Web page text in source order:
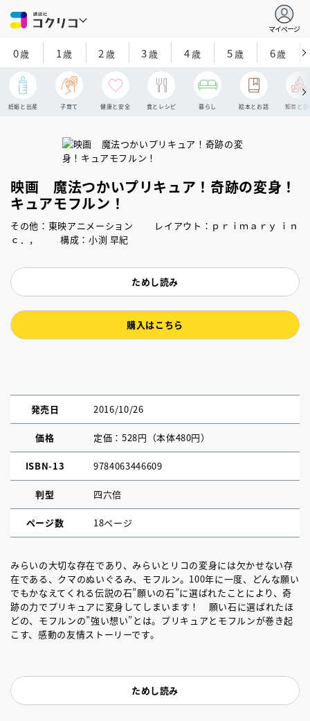
マイページ
0歳 1歳 2 歳 3歳 4歳 5歳 6歳
妊娠と出産 子育て 健康と安全 食とレシピ 暮らし 絵本とお話 知育と探
映画 魔法つかいプリキュア！奇跡の変身！
キュアモフルン！
その他：東映アニメーション レイアウト：ｐｒｉｍａｒｙ ｉｎ
ｃ．， 構成：小渕 早紀
ためし読み
購入はこちら
発売日 2016/10/26
価格 定価：528円（本体480円）
ISBN-13 9784063446609
判型 四六倍
ページ数 18ページ
みらいの大切な存在であり、みらいとリコの変身には欠かせない存
在である、クマのぬいぐるみ、モフルン。100年に一度、どんな願い
でもかなえてくれる伝説の石”願いの石”に選ばれたことにより、奇
跡の力でプリキュアに変身してしまいます！ 願い石に選ばれたほ
どの、モフルンの”強い想い”とは。プリキュアとモフルンが巻き起
こす、感動の友情ストーリーです。
ためし読み